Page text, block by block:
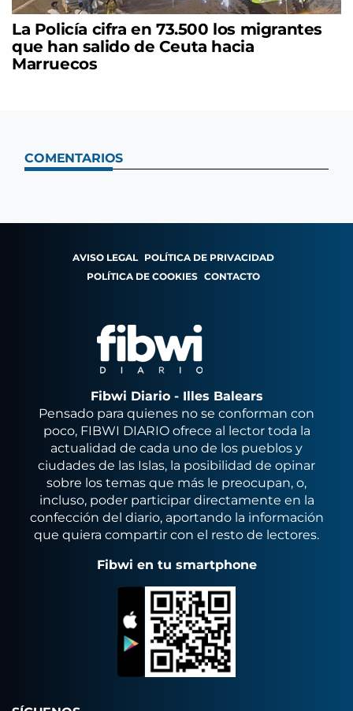
La Policía cifra en 73.500 los migrantes
que han salido de Ceuta hacia
Marruecos
COMENTARIOS
AVISO LEGAL POLÍTICA DE PRIVACIDAD
POLÍTICA DE COOKIES CONTACTO
Fibwi Diario - Illes Balears
Pensado para quienes no se conforman con
poco, FIBWI DIARIO ofrece al lector toda la
actualidad de cada uno de los pueblos y
ciudades de las Islas, la posibilidad de opinar
sobre los temas que más le preocupan, o,
incluso, poder participar directamente en la
confección del diario, aportando la información
que quiera compartir con el resto de lectores.
Fibwi en tu smartphone